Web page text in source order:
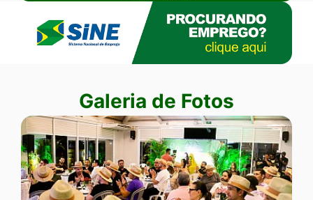
Seção Galeria de Fotos
Galeria de Fotos